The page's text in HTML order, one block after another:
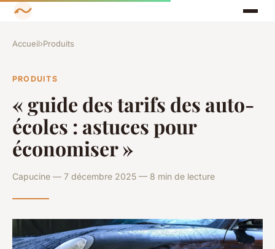
Accueil›Produits
PRODUITS
« guide des tarifs des auto-
écoles : astuces pour
économiser »
Capucine — 7 décembre 2025 — 8 min de lecture